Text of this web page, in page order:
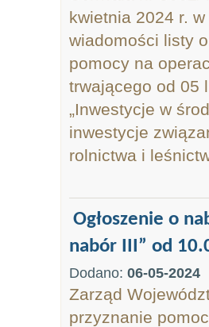
kwietnia 2024 r.
wiadomości listy
pomocy na
trwającego od 05
„Inwestycje w
inwestycje
rolnictwa i
Ogłoszenie o
nabór III” od
Dodano: 06-05-2024
Zarząd
przyznanie